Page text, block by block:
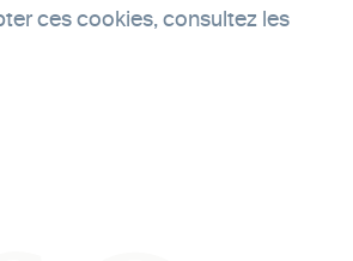
ces cookies, consultez les